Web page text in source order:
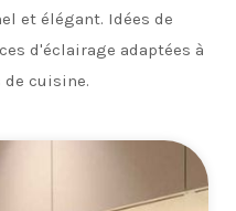
et élégant. Idées de
d'éclairage adaptées à
cuisine.